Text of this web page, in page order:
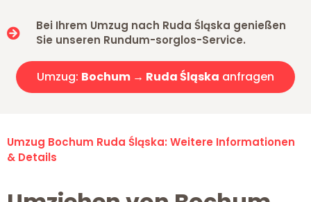
Bei Ihrem Umzug nach Ruda Śląska genießen
Sie unseren Rundum-sorglos-Service.
Umzug: Bochum → Ruda Śląska anfragen
Umzug Bochum Ruda Śląska: Weitere Informationen
& Details